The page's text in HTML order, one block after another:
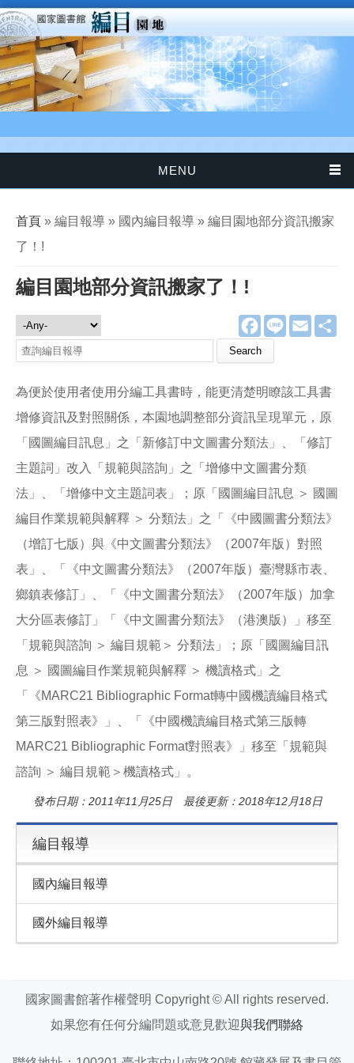
移至主內容
MENU
您在這裡
首頁 » 編目報導 » 國內編目報導 » 編目園地部分資訊搬家
了！!
編目園地部分資訊搬家了！!
F
a
e
o
o
k
L
E
m
編目報導
為便於使用者使用分編工具書時，能更清楚明瞭該工具書
增修資訊及對照關係，本園地調整部分資訊呈現單元，原
「國圖編目訊息」之「新修訂中文圖書分類法」、「修訂
主題詞」改入「規範與諮詢」之「增修中文圖書分類
法」、「增修中文主題詞表」；原「國圖編目訊息 ＞ 國圖
編目作業規範與解釋 ＞ 分類法」之「《中國圖書分類法》
（增訂七版）與《中文圖書分類法》（2007年版）對照
表」、「《中文圖書分類法》（2007年版）臺灣縣市表、
鄉鎮表修訂」、「《中文圖書分類法》（2007年版）加拿
大分區表修訂」「《中文圖書分類法》（港澳版）」移至
「規範與諮詢 ＞ 編目規範＞ 分類法」；原「國圖編目訊
息 ＞ 國圖編目作業規範與解釋 ＞ 機讀格式」之
「《MARC21 Bibliographic Format轉中國機讀編目格式
第三版對照表》」、「《中國機讀編目格式第三版轉
MARC21 Bibliographic Format對照表》」移至「規範與
諮詢 ＞ 編目規範＞機讀格式」。
發布日期：2011年11月25日 最後更新：2018年12月18日
編目報導
國內編目報導
國外編目報導
國家圖書館著作權聲明 Copyright © All rights reserved.
如果您有任何分編問題或意見歡迎與我們聯絡